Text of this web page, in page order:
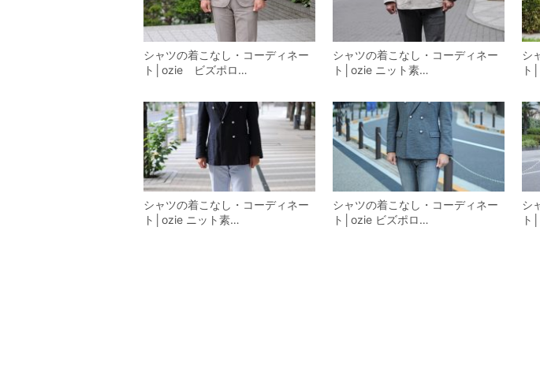
シャツの着こなし・コーディネー
ト│ozie ビズポロ…
シャツの着こなし・コーディネー
ト│ozie ニット素…
シ
ト
シャツの着こなし・コーディネー
ト│ozie ニット素…
シャツの着こなし・コーディネー
ト│ozie ビズポロ…
シ